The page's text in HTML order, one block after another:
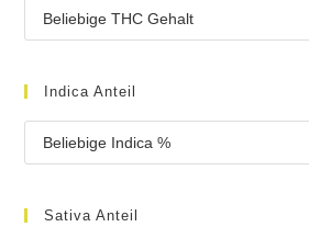
Indica Anteil
Sativa Anteil